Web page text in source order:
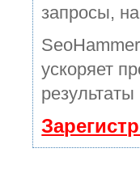
запросы,
ускоряет